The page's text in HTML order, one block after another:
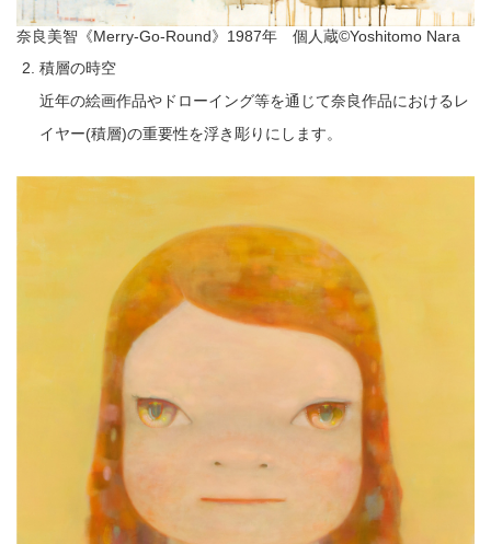
奈良美智《Merry-Go-Round》1987年 個人蔵©︎Yoshitomo Nara
積層の時空
近年の絵画作品やドローイング等を通じて奈良作品におけるレ
イヤー(積層)の重要性を浮き彫りにします。